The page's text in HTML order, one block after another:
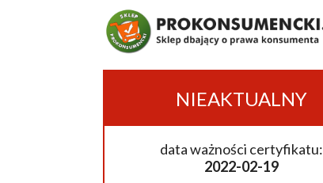
NIEAKTUALNY
data ważności certyfikatu:
2022-02-19